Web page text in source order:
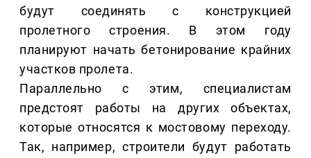
будут соединять с конструкцией
пролетного строения. В этом году
планируют начать бетонирование крайних
участков пролета.
Параллельно с этим, специалистам
предстоят работы на других объектах,
которые относятся к мостовому переходу.
Так, например, строители будут работать